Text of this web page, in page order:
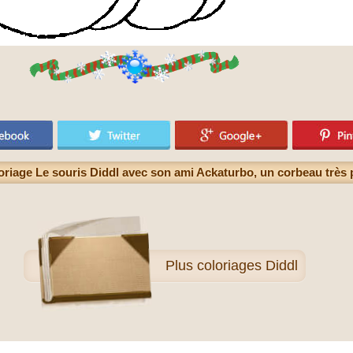
Le souris Diddl avec son ami Ackaturbo, un corbeau très
Plus coloriages Diddl